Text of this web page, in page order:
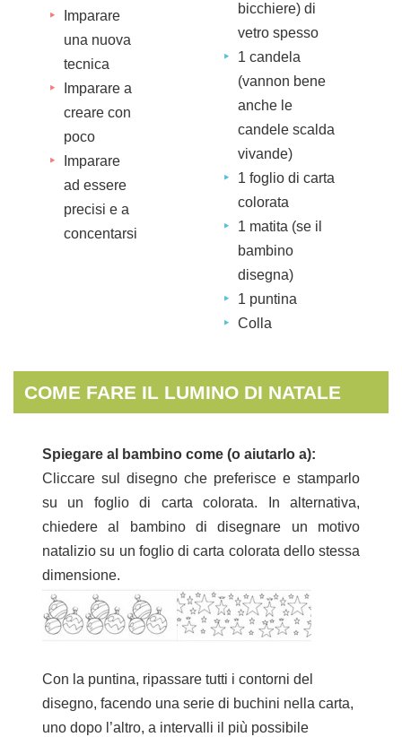
Imparare
una nuova
tecnica
Imparare a
creare con
poco
Imparare
ad essere
precisi e a
concentarsi
bicchiere) di
vetro spesso
1 candela
(vannon bene
anche le
candele scalda
vivande)
1 foglio di carta
colorata
1 matita (se il
bambino
disegna)
1 puntina
Colla
COME FARE IL LUMINO DI NATALE
Spiegare al bambino come (o aiutarlo a):
Cliccare sul disegno che preferisce e stamparlo
su un foglio di carta colorata. In alternativa,
chiedere al bambino di disegnare un motivo
natalizio su un foglio di carta colorata dello stessa
dimensione.
Con la puntina, ripassare tutti i contorni del
disegno, facendo una serie di buchini nella carta,
uno dopo l’altro, a intervalli il più possibile